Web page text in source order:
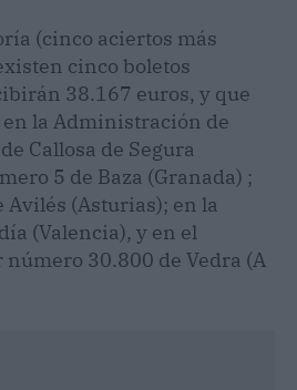
(cinco aciertos más
cinco boletos
38.167 euros, y que
la Administración de
Callosa de Segura
5 de Baza (Granada) ;
Avilés (Asturias); en la
(Valencia), y en el
número 30.800 de Vedra (A